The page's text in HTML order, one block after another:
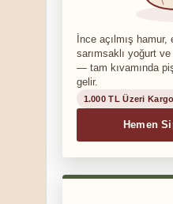
İnce açılmış hamur,
sarımsaklı yoğurt
— tam kıvamında
gelir.
1.000 TL Üzeri
Hemen